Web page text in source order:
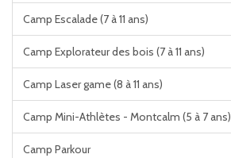
Camp Escalade (7 à 11 ans)
Camp Explorateur des bois (7 à 11 ans)
Camp Laser game (8 à 11 ans)
Camp Mini-Athlètes - Montcalm (5 à 7 ans)
Camp Parkour